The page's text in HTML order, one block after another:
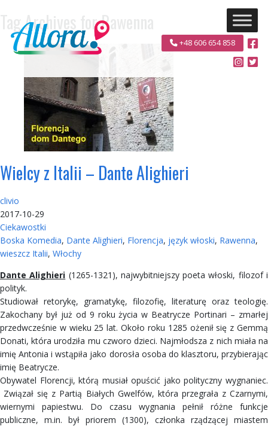
+48 606 654 858
Tag Archives for Rawenna
Wielcy z Italii – Dante Alighieri
clivio
2017-10-29
Ciekawostki
Boska Komedia, Dante Alighieri, Florencja, język włoski, Rawenna,
wieszcz Italii, Włochy
Dante Alighieri (1265-1321), najwybitniejszy poeta włoski, filozof i
polityk.
Studiował retorykę, gramatykę, filozofię, literaturę oraz teologię.
Zakochany był już od 9 roku życia w Beatrycze Portinari – zmarłej
przedwcześnie w wieku 25 lat. Około roku 1285 ożenił się z Gemmą
Donati, która urodziła mu czworo dzieci. Najmłodsza z nich miała na
imię Antonia i wstąpiła jako dorosła osoba do klasztoru, przybierając
imię Beatrycze.
Obywatel Florencji, którą musiał opuścić jako polityczny wygnaniec.
Związał się z Partią Białych Gwelfów, która przegrała z Czarnymi,
wiernymi papiestwu. Do czasu wygnania pełnił różne funkcje
publiczne, m.in. był priorem (1300), członka rządzącej miastem